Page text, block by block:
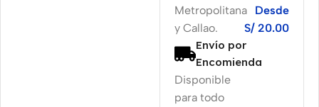
Metropolitana
y Callao.
Desde
S/ 20.00
Envío por
Encomienda
Disponible
para todo